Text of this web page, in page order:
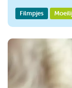
Filmpjes